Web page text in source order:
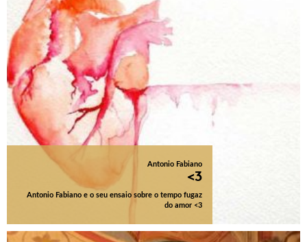
Antonio Fabiano
<3
Antonio Fabiano e o seu ensaio sobre o tempo fugaz
do amor <3